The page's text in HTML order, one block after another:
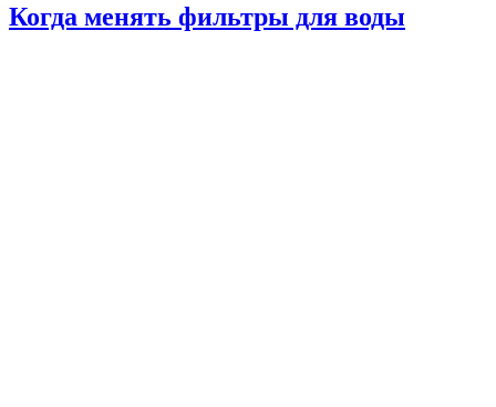
Когда менять фильтры для воды